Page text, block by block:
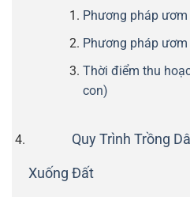
Phương pháp
Phương pháp
Thời điểm thu
con)
Quy Trình Trồng
Xuống Đất